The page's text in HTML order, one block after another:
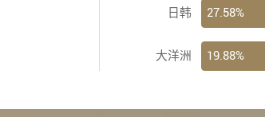
日韩 27.58%
大洋洲 19.88%